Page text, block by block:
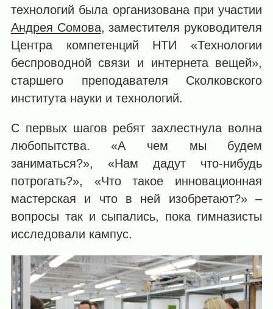
технологий была организована при участии
Андрея Сомова, заместителя руководителя
Центра компетенций НТИ «Технологии
беспроводной связи и интернета вещей»,
старшего преподавателя Сколковского
института науки и технологий.
С первых шагов ребят захлестнула волна
любопытства. «А чем мы будем
заниматься?», «Нам дадут что-нибудь
потрогать?», «Что такое инновационная
мастерская и что в ней изобретают?» –
вопросы так и сыпались, пока гимназисты
исследовали кампус.